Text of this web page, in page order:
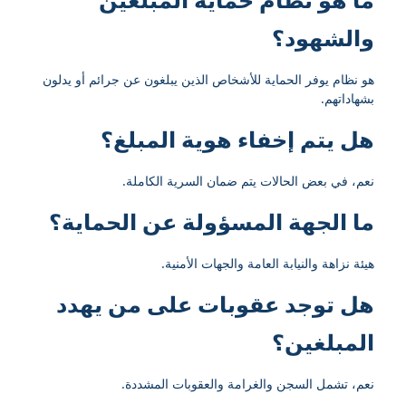
والشهود؟
هو نظام يوفر الحماية للأشخاص الذين يبلغون عن جرائم أو يدلون
بشهاداتهم.
هل يتم إخفاء هوية المبلغ؟
نعم، في بعض الحالات يتم ضمان السرية الكاملة.
ما الجهة المسؤولة عن الحماية؟
هيئة نزاهة والنيابة العامة والجهات الأمنية.
هل توجد عقوبات على من يهدد
المبلغين؟
نعم، تشمل السجن والغرامة والعقوبات المشددة.